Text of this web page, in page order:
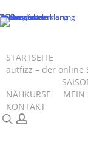
to
content
Datenschutzerklärung
Impressum
Zahlungsarten
Versandarten
Widerrufsbelehrung
AGB
STARTSEITE
autfizz – der online
NÄHKURSE
MEIN
KONTAKT
searchaccount